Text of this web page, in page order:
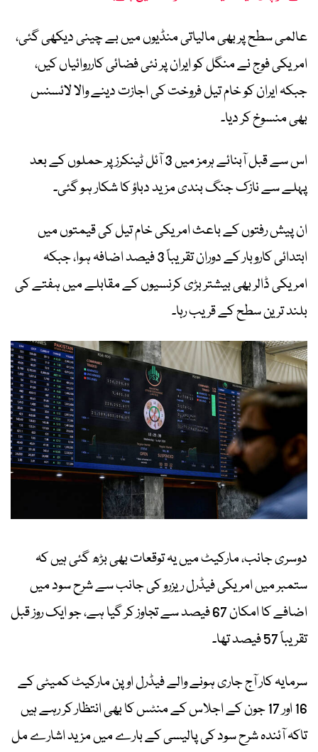
عالمی سطح پر بھی مالیاتی منڈیوں میں بے چینی دیکھی گئی،
امریکی فوج نے منگل کو ایران پر نئی فضائی کارروائیاں کیں،
جبکہ ایران کو خام تیل فروخت کی اجازت دینے والا لائسنس
بھی منسوخ کر دیا۔
اس سے قبل آبنائے ہرمز میں 3 آئل ٹینکرز پر حملوں کے بعد
پہلے سے نازک جنگ بندی مزید دباؤ کا شکار ہو گئی۔
ان پیش رفتوں کے باعث امریکی خام تیل کی قیمتوں میں
ابتدائی کاروبار کے دوران تقریباً 3 فیصد اضافہ ہوا، جبکہ
امریکی ڈالر بھی بیشتر بڑی کرنسیوں کے مقابلے میں ہفتے کی
بلند ترین سطح کے قریب رہا۔
دوسری جانب، مارکیٹ میں یہ توقعات بھی بڑھ گئی ہیں کہ
ستمبر میں امریکی فیڈرل ریزرو کی جانب سے شرح سود میں
اضافے کا امکان 67 فیصد سے تجاوز کر گیا ہے، جو ایک روز قبل
تقریباً 57 فیصد تھا۔
سرمایہ کار آج جاری ہونے والے فیڈرل اوپن مارکیٹ کمیٹی کے
16 اور 17 جون کے اجلاس کے منٹس کا بھی انتظار کر رہے ہیں
تاکہ آئندہ شرح سود کی پالیسی کے بارے میں مزید اشارے مل